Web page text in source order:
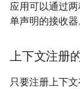
应用可以通过
单声明的接收器
上下文注册
只要注册上下